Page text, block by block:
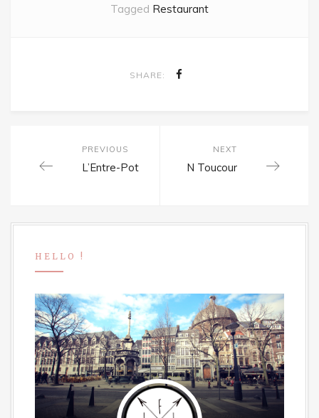
Tagged Restaurant
SHARE:
Post
PREVIOUS
Previous
L’Entre-Pot
NEXT
Next
N Toucour
HELLO !